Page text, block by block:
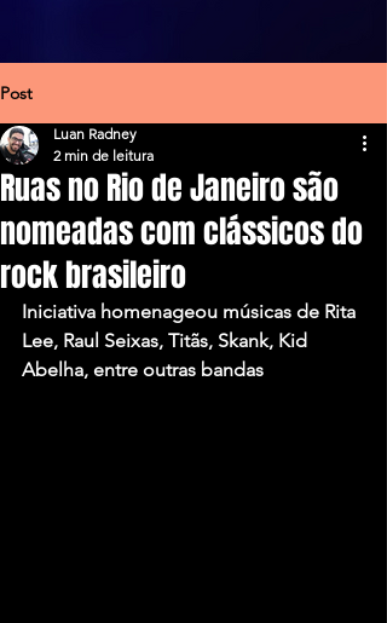
Post
Ruas no Rio de Janeiro são
nomeadas com clássicos do
rock brasileiro
Luan Radney
2 min de leitura
Iniciativa homenageou músicas de Rita
Lee, Raul Seixas, Titãs, Skank, Kid
Abelha, entre outras bandas